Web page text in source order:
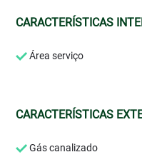
CARACTERÍSTICAS
Área serviço
CARACTERÍSTICAS
Gás canalizado